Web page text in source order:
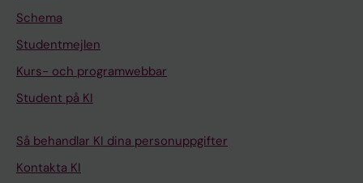
Schema
Studentmejlen
Kurs- och programwebbar
Student på KI
Så behandlar KI dina personuppgifter
Kontakta KI